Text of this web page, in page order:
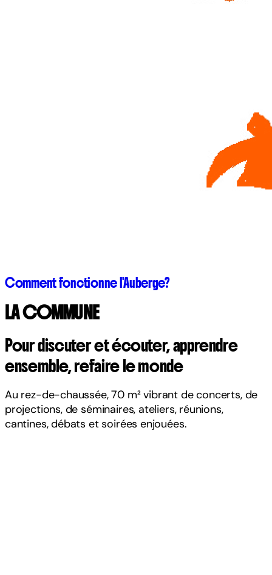
Comment fonctionne l'Auberge?
LA COMMUNE
Pour discuter et écouter, apprendre
ensemble, refaire le monde
Au rez-de-chaussée, 70 m² vibrant de concerts, de
projections, de séminaires, ateliers, réunions,
cantines, débats et soirées enjouées.